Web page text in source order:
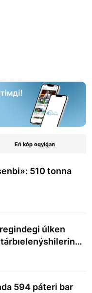
Eń kóp oqylǵan
510 tonna
úlken
594 páteri bar